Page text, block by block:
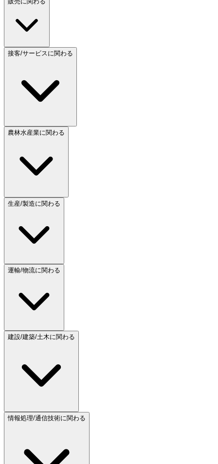
接客/サービスに関わる
農林水産業に関わる
生産/製造に関わる
運輸/物流に関わる
建設/建築/土木に関わる
情報処理/通信技術に関わる